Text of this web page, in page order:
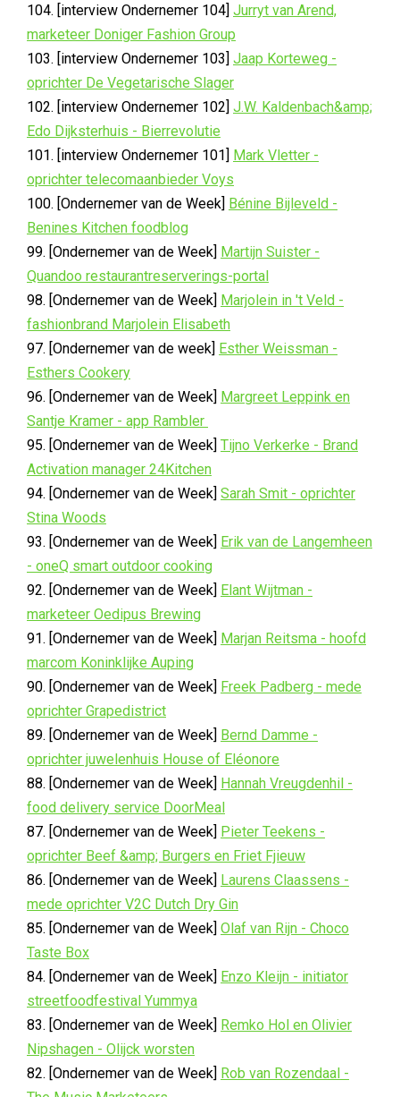
104. [interview Ondernemer 104] Jurryt van Arend,
marketeer Doniger Fashion Group
103. [interview Ondernemer 103] Jaap Korteweg -
oprichter De Vegetarische Slager
102. [interview Ondernemer 102] J.W. Kaldenbach&amp;
Edo Dijksterhuis - Bierrevolutie
101. [interview Ondernemer 101] Mark Vletter -
oprichter telecomaanbieder Voys
100. [Ondernemer van de Week] Bénine Bijleveld -
Benines Kitchen foodblog
99. [Ondernemer van de Week] Martijn Suister -
Quandoo restaurantreserverings-portal
98. [Ondernemer van de Week] Marjolein in 't Veld -
fashionbrand Marjolein Elisabeth
97. [Ondernemer van de week] Esther Weissman -
Esthers Cookery
96. [Ondernemer van de Week] Margreet Leppink en
Santje Kramer - app Rambler
95. [Ondernemer van de Week] Tijno Verkerke - Brand
Activation manager 24Kitchen
94. [Ondernemer van de Week] Sarah Smit - oprichter
Stina Woods
93. [Ondernemer van de Week] Erik van de Langemheen
- oneQ smart outdoor cooking
92. [Ondernemer van de Week] Elant Wijtman -
marketeer Oedipus Brewing
91. [Ondernemer van de Week] Marjan Reitsma - hoofd
marcom Koninklijke Auping
90. [Ondernemer van de Week] Freek Padberg - mede
oprichter Grapedistrict
89. [Ondernemer van de Week] Bernd Damme -
oprichter juwelenhuis House of Eléonore
88. [Ondernemer van de Week] Hannah Vreugdenhil -
food delivery service DoorMeal
87. [Ondernemer van de Week] Pieter Teekens -
oprichter Beef &amp; Burgers en Friet Fjieuw
86. [Ondernemer van de Week] Laurens Claassens -
mede oprichter V2C Dutch Dry Gin
85. [Ondernemer van de Week] Olaf van Rijn - Choco
Taste Box
84. [Ondernemer van de Week] Enzo Kleijn - initiator
streetfoodfestival Yummya
83. [Ondernemer van de Week] Remko Hol en Olivier
Nipshagen - Olijck worsten
82. [Ondernemer van de Week] Rob van Rozendaal -